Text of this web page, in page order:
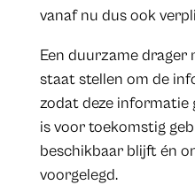
vanaf nu dus ook
Een duurzame
staat stellen om de
zodat deze informatie
is voor toekomstig
beschikbaar blijft én
voorgelegd.